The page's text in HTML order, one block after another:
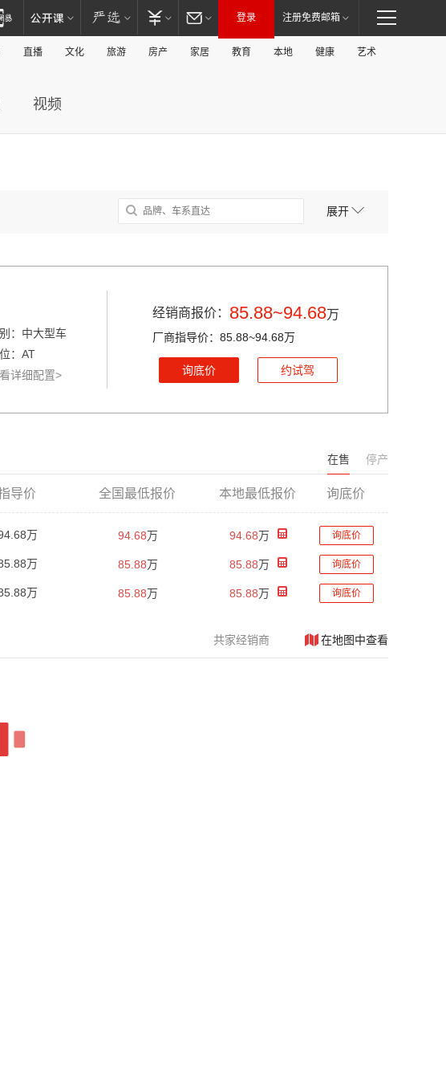
登录 注册免费邮箱
直播 文化 旅游 房产 家居 教育 本地 健康 艺术
视频
展开
：中大型车
：AT
详细配置>
经销商报价： 85.88~94.68万
厂商指导价：85.88~94.68万
询底价 约试驾
在售 停产
导价 全国最低报价 本地最低报价 询底价
万 94.68万 94.68万 询底价
万 85.88万 85.88万 询底价
万 85.88万 85.88万 询底价
共家经销商 在地图中查看